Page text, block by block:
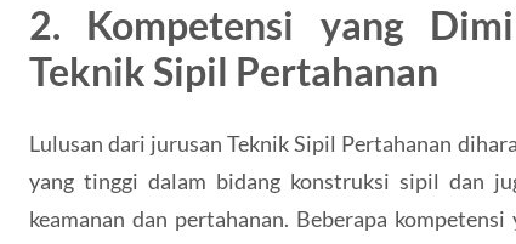
2. Kompetensi yang
Teknik Sipil Pertahanan
Lulusan dari jurusan Teknik Sipil Pertahanan
yang tinggi dalam bidang konstruksi sipil dan
keamanan dan pertahanan. Beberapa